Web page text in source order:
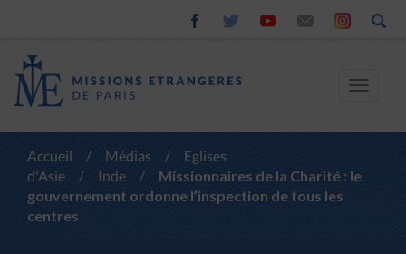
Toggle
Accueil / Médias /
Eglises
d'Asie
/ Inde /
Missionnaires de la Charité : le
gouvernement ordonne l’inspection de tous les
centres